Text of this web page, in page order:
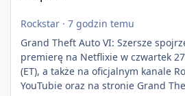
Rockstar · 7 godzin temu
Grand Theft Auto VI: Szersze
premierę na Netflixie w czwartek
(ET), a także na oficjalnym kanale
YouTubie oraz na stronie Grand